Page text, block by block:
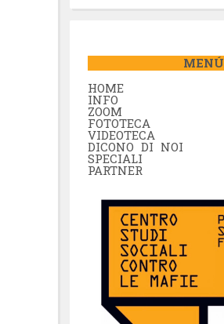
MENÚ
HOME
INFO
ZOOM
FOTOTECA
VIDEOTECA
DICONO DI NOI
SPECIALI
PARTNER